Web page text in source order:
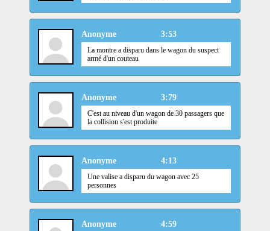
Anonyme 3:53
La montre a disparu dans le wagon du suspect
armé d'un couteau
Anonyme 3:79
C'est au niveau d'un wagon de 30 passagers que
la collision s'est produite
Anonyme 4:13
Une valise a disparu du wagon avec 25
personnes
Anonyme 4:59